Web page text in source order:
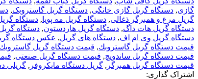
گازی, دستگاه گریل گازی خانگی, دستگاه گریل گاستروبک,
گریل مرغ و همبرگر ذغالی, دستگاه گریل مه پویا, دستگاه
دستگاه گریل هات داگ, دستگاه گریل هاردستون, دستگاه
دستگاه گریل وی ام اف, دستگاه های گریل, عکس دستگاه
قيمت دستگاه گريل گاستروبك, قیمت دستگاه گريل گاستروبك
قیمت دستگاه گریل ساندویچ, قیمت دستگاه گریل صنعتی,
قیمت دستگاه گریل همبرگر , گریل دستگاه مایکروفر , گریلی
اشتراک گذاری: